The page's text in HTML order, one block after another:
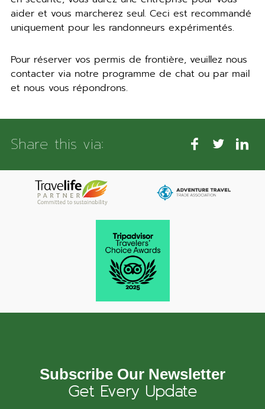
aider et vous marcherez seul. Ceci est recommandé
uniquement pour les randonneurs expérimentés.
Pour réserver vos permis de frontière, veuillez nous
contacter via notre programme de chat ou par mail
et nous vous répondrons.
Share this via:
Subscribe Our Newsletter
Get Every Update